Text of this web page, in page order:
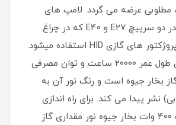
مطلوبی عرضه می گردد. لامپ های
شرکت لامپ نور در دو سرپیچ E27 و E40 که در چراغ
های لاکپشتی و پروژکتور های گازی HID استفاده میشود.
این محصول دارای طول عمر 20000 ساعت و توان مصرفی
گاز بخار جیوه است و رنگ نور آن به
نشر پیدا می کند. برای راه اندازی
آسان تر در لامپ 400 وات بخار جیوه نور مقداری گاز